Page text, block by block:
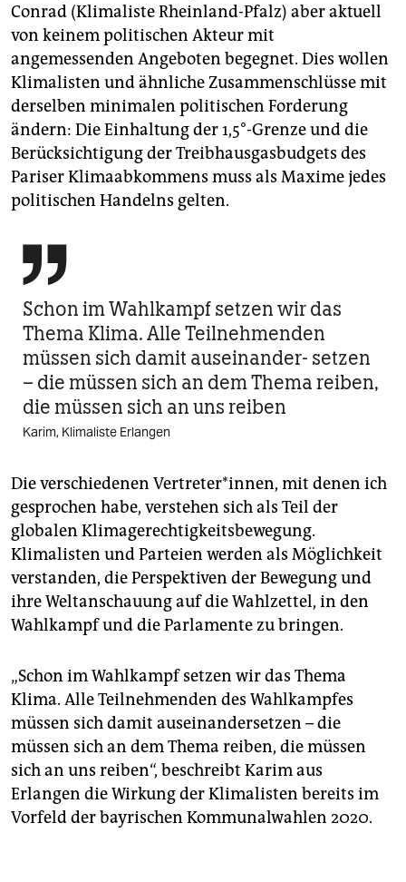
Conrad (Klimaliste Rheinland-Pfalz) aber aktuell
von keinem politischen Akteur mit
angemessenden Angeboten begegnet. Dies wollen
Klimalisten und ähnliche Zusammenschlüsse mit
derselben minimalen politischen Forderung
ändern: Die Einhaltung der 1,5°-Grenze und die
Berücksichtigung der Treibhausgasbudgets des
Pariser Klimaabkommens muss als Maxime jedes
politischen Handelns gelten.

Schon im Wahlkampf setzen wir das
Thema Klima. Alle Teilnehmenden
müssen sich damit auseinander- setzen
– die müssen sich an dem Thema reiben,
die müssen sich an uns reiben
Karim, Klimaliste Erlangen
Die verschiedenen Ver­tre­ter*in­nen, mit denen ich
gesprochen habe, verstehen sich als Teil der
globalen Klimagerechtigkeitsbewegung.
Klimalisten und Parteien werden als Möglichkeit
verstanden, die Perspektiven der Bewegung und
ihre Weltanschauung auf die Wahlzettel, in den
Wahlkampf und die Parlamente zu bringen.
„Schon im Wahlkampf setzen wir das Thema
Klima. Alle Teilnehmenden des Wahlkampfes
müssen sich damit auseinandersetzen – die
müssen sich an dem Thema reiben, die müssen
sich an uns reiben“, beschreibt Karim aus
Erlangen die Wirkung der Klimalisten bereits im
Vorfeld der bayrischen Kommunalwahlen 2020.